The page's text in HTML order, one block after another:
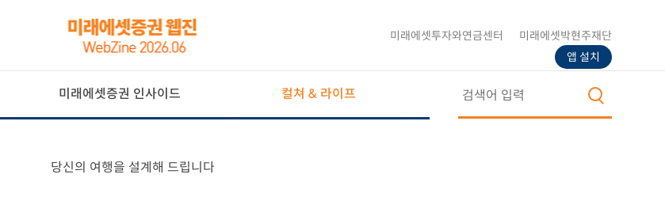
미래에셋증권 인사이드 컬쳐 & 라이프
미래에셋투자와연금센터
미래에셋박현주재단
앱 설치
당신의 여행을 설계해 드립니다